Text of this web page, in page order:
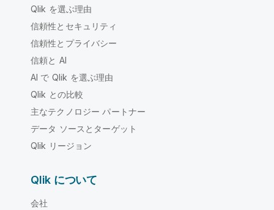
Qlik を選ぶ理由
信頼性とセキュリティ
信頼性とプライバシー
信頼と AI
AI で Qlik を選ぶ理由
Qlik との比較
主なテクノロジー パートナー
データ ソースとターゲット
Qlik リージョン
Qlik について
会社